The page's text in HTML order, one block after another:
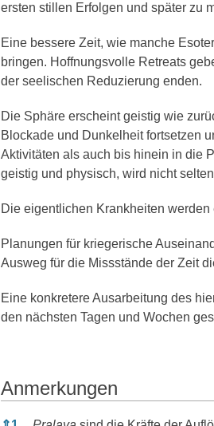
ersten stillen Erfolgen und später zu
Eine bessere Zeit, wie manche
bringen. Hoffnungsvolle Retreats
der seelischen Reduzierung enden.
Die Sphäre erscheint geistig wie
Blockade und Dunkelheit fortsetzen
Aktivitäten als auch bis hinein in die
geistig und physisch, wird nicht
Die eigentlichen Krankheiten werden
Planungen für kriegerische
Ausweg für die Missstände der Zeit
Eine konkretere Ausarbeitung des
den nächsten Tagen und Wochen
Anmerkungen
Anmerkungen